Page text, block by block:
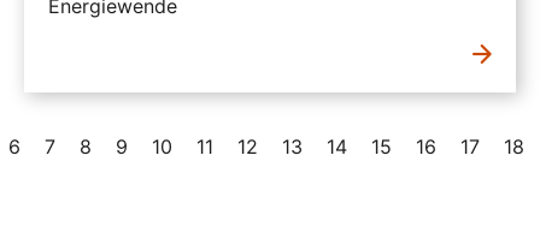
Energiewende
6 7 8 9 10 11 12 13 14 15 16 17 18